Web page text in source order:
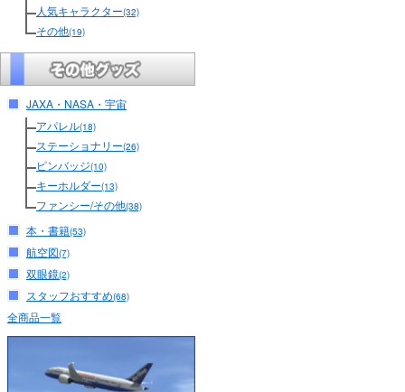
人気キャラクター(32)
その他(19)
JAXA・NASA・宇宙
アパレル(18)
ステーショナリー(26)
ピンバッジ(10)
キーホルダー(13)
ファンシー/その他(38)
本・書籍(53)
航空図(7)
双眼鏡(2)
スタッフおすすめ(68)
全商品一覧